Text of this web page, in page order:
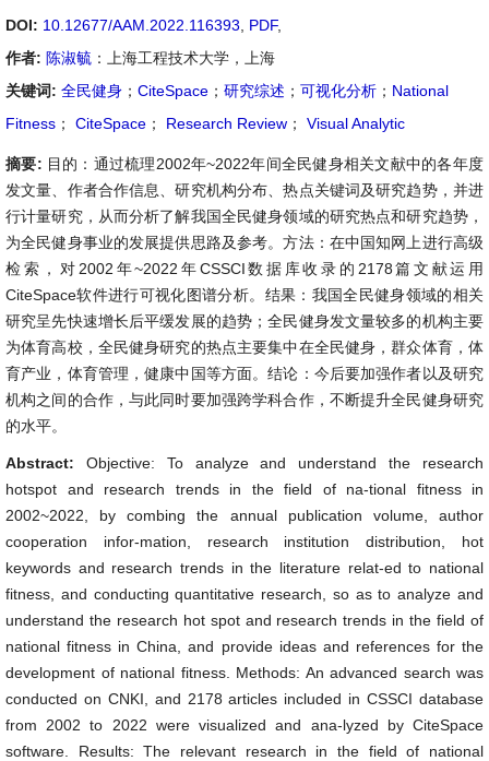
DOI: 10.12677/AAM.2022.116393 PDF,
作者: 陈淑毓 ：上海工程技术大学，上海
关键词: 全民健身 ； CiteSpace ； 研究综述 ； 可视化分析 ； National
Fitness ； CiteSpace ； Research Review ； Visual Analytic
摘要: 目的：通过梳理2002年~2022年间全民健身相关文献中的各年度
发文量、作者合作信息、研究机构分布、热点关键词及研究趋势，并进
行计量研究，从而分析了解我国全民健身领域的研究热点和研究趋势，
为全民健身事业的发展提供思路及参考。方法：在中国知网上进行高级
检索，对2002年~2022年CSSCI数据库收录的2178篇文献运用
CiteSpace软件进行可视化图谱分析。结果：我国全民健身领域的相关
研究呈先快速增长后平缓发展的趋势；全民健身发文量较多的机构主要
为体育高校，全民健身研究的热点主要集中在全民健身，群众体育，体
育产业，体育管理，健康中国等方面。结论：今后要加强作者以及研究
机构之间的合作，与此同时要加强跨学科合作，不断提升全民健身研究
的水平。
Abstract: Objective: To analyze and understand the research
hotspot and research trends in the field of na-tional fitness in
2002~2022, by combing the annual publication volume, author
cooperation infor-mation, research institution distribution, hot
keywords and research trends in the literature relat-ed to national
fitness, and conducting quantitative research, so as to analyze and
understand the research hot spot and research trends in the field of
national fitness in China, and provide ideas and references for the
development of national fitness. Methods: An advanced search was
conducted on CNKI, and 2178 articles included in CSSCI database
from 2002 to 2022 were visualized and ana-lyzed by CiteSpace
software. Results: The relevant research in the field of national